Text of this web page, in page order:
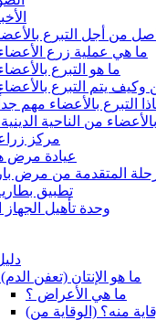
من أجل التبرع
ما هي عملية زرع
ما هو التبرع
وكيف يتم التبرع
التبرع بالأعضاء مهم
بالأعضاء من الناحية
مركز
عيادة مرض
المتقدمة من مرض
تطبيق
وحدة تأهيل
ما هو الإنتان (تعفن
ما هي الأعراض ؟
(هل الإنتان يمكن الوقاية منه؟ (الوقاية من